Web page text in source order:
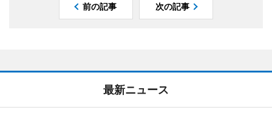
前の記事 次の記事
最新ニュース